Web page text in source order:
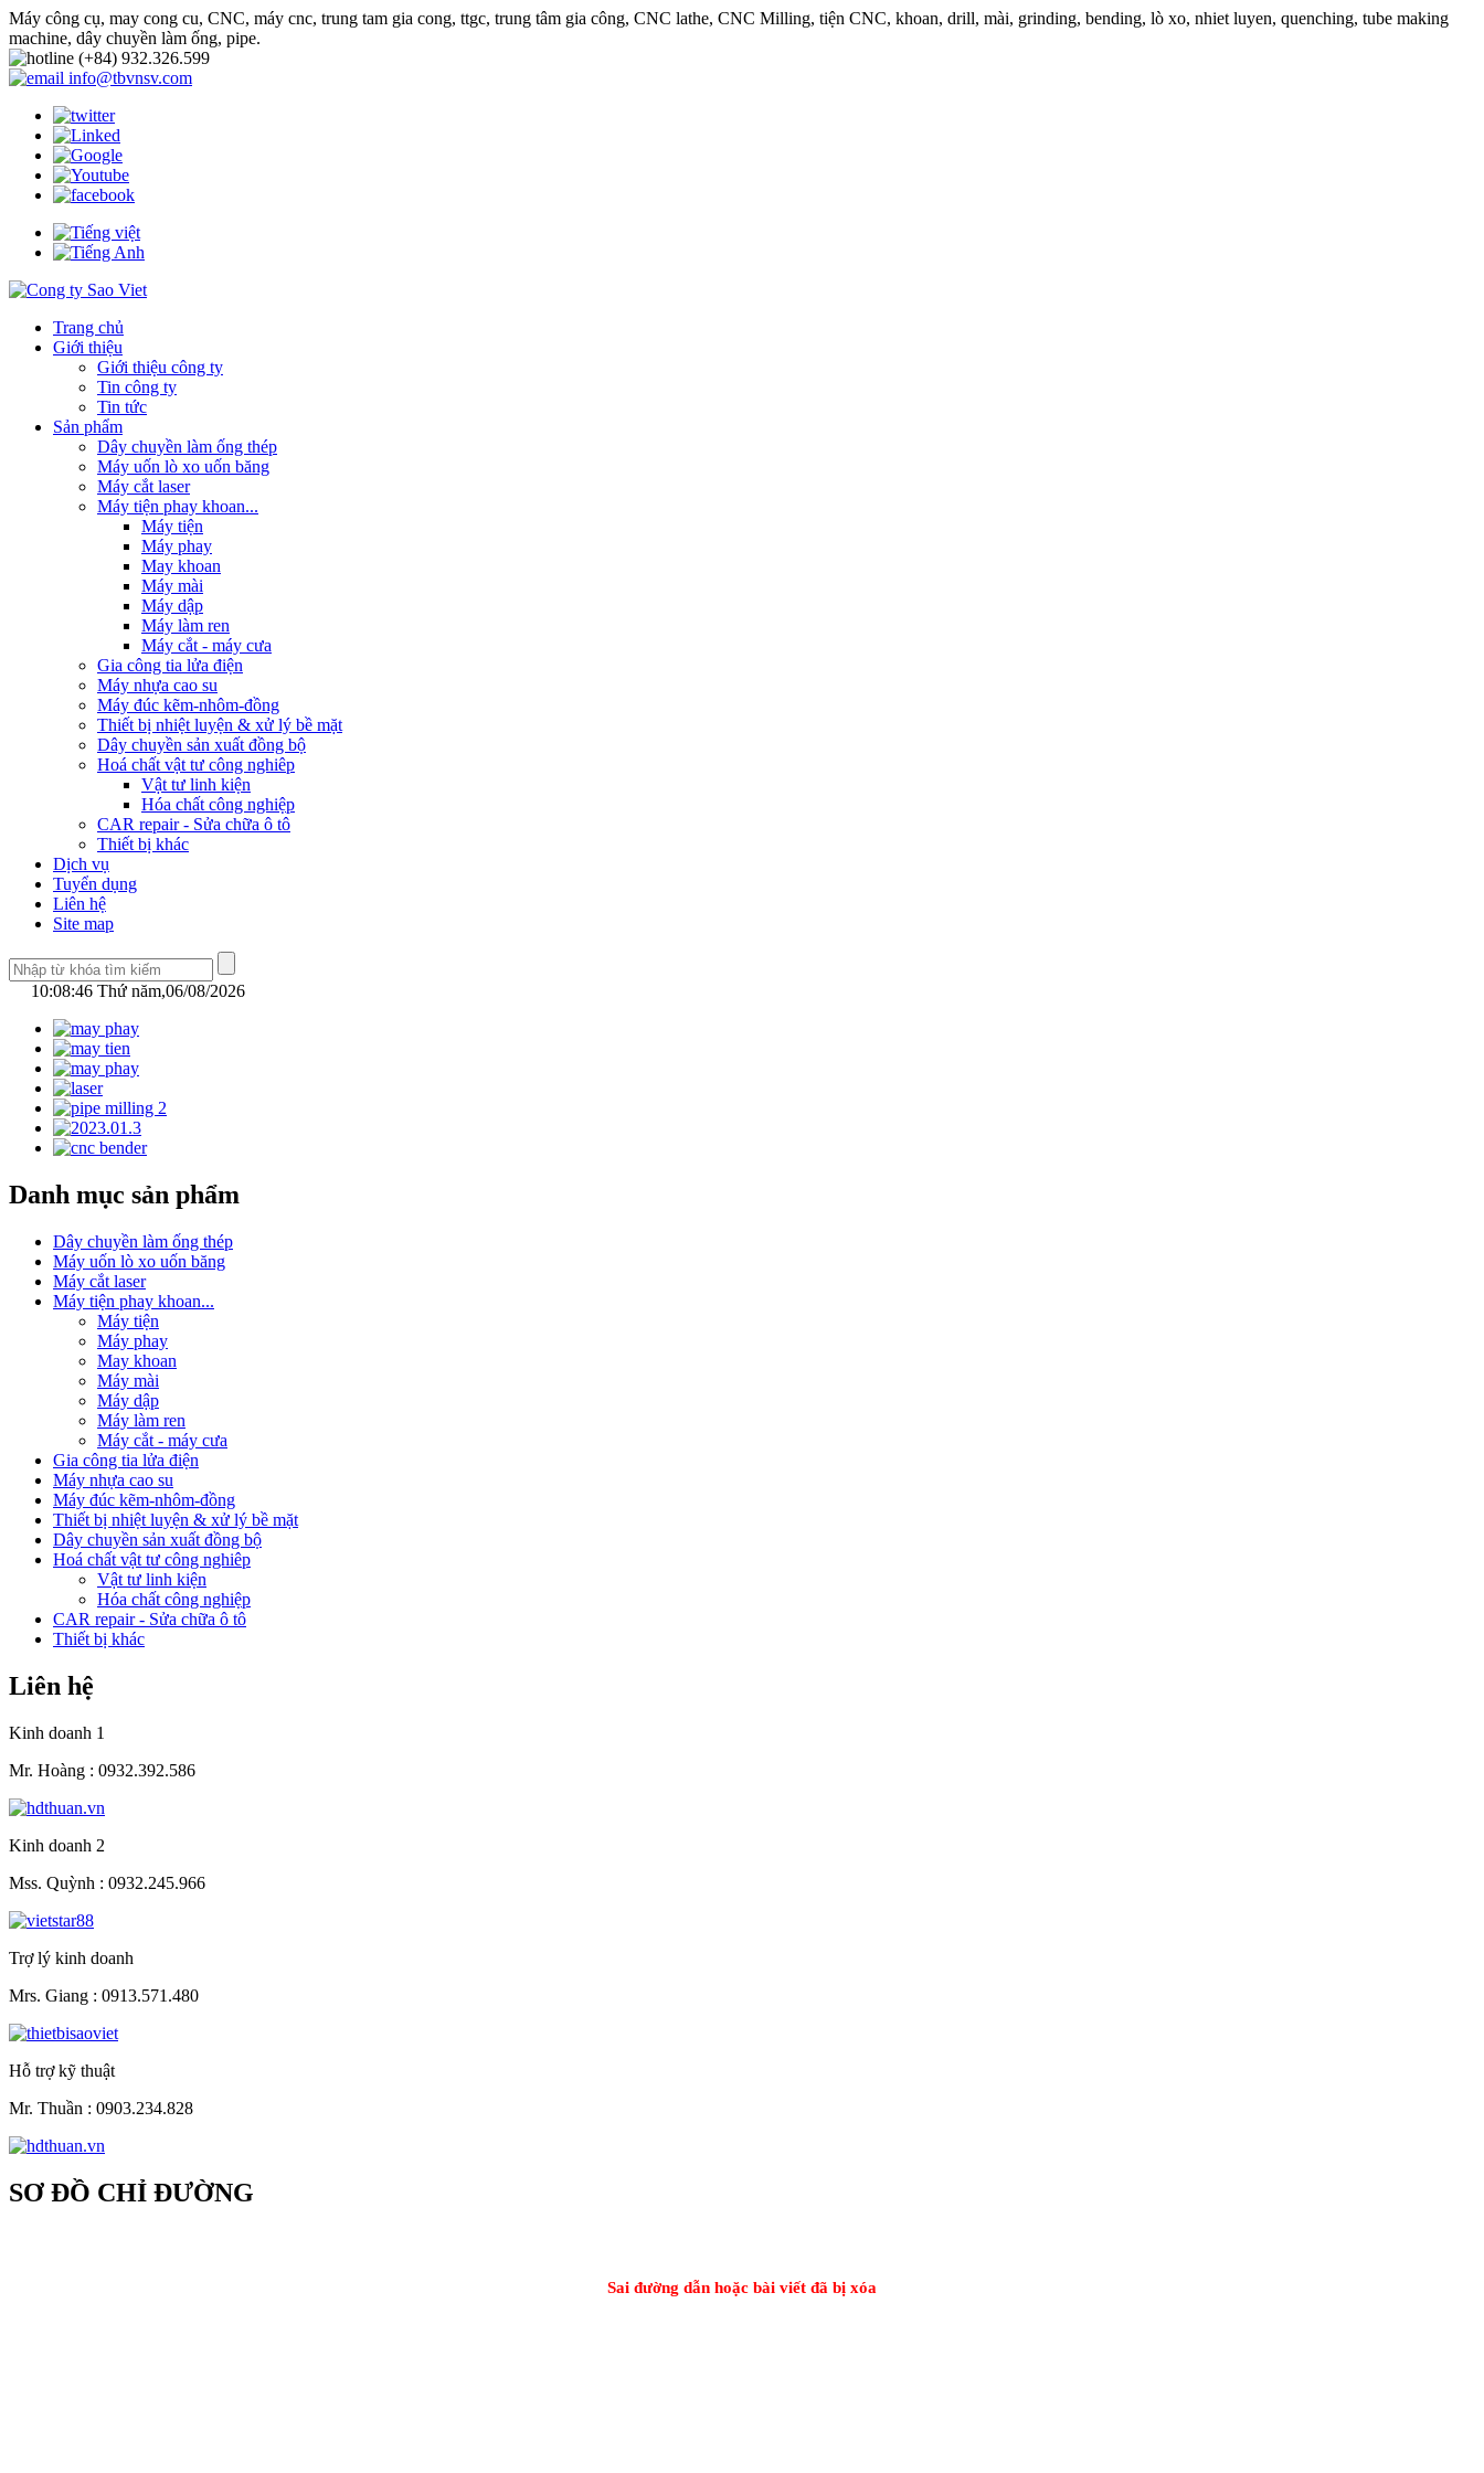
Máy công cụ, may cong cu, CNC, máy cnc, trung tam gia cong, ttgc, trung tâm gia công, CNC lathe, CNC Milling, tiện CNC, khoan, drill, mài, grinding, bending, lò xo, nhiet luyen, quenching, tube making
machine, dây chuyền làm ống, pipe.
(+84) 932.326.599
info@tbvnsv.com
Trang chủ
Giới thiệu
Giới thiệu công ty
Tin công ty
Tin tức
Sản phẩm
Dây chuyền làm ống thép
Máy uốn lò xo uốn băng
Máy cắt laser
Máy tiện phay khoan...
Máy tiện
Máy phay
May khoan
Máy mài
Máy dập
Máy làm ren
Máy cắt - máy cưa
Gia công tia lửa điện
Máy nhựa cao su
Máy đúc kẽm-nhôm-đồng
Thiết bị nhiệt luyện & xử lý bề mặt
Dây chuyền sản xuất đồng bộ
Hoá chất vật tư công nghiêp
Vật tư linh kiện
Hóa chất công nghiệp
CAR repair - Sửa chữa ô tô
Thiết bị khác
Dịch vụ
Tuyển dụng
Liên hệ
Site map
10:08:46 Thứ năm,06/08/2026
Danh mục sản phẩm
Dây chuyền làm ống thép
Máy uốn lò xo uốn băng
Máy cắt laser
Máy tiện phay khoan...
Máy tiện
Máy phay
May khoan
Máy mài
Máy dập
Máy làm ren
Máy cắt - máy cưa
Gia công tia lửa điện
Máy nhựa cao su
Máy đúc kẽm-nhôm-đồng
Thiết bị nhiệt luyện & xử lý bề mặt
Dây chuyền sản xuất đồng bộ
Hoá chất vật tư công nghiêp
Vật tư linh kiện
Hóa chất công nghiệp
CAR repair - Sửa chữa ô tô
Thiết bị khác
Liên hệ
Kinh doanh 1
Mr. Hoàng : 0932.392.586
Kinh doanh 2
Mss. Quỳnh : 0932.245.966
Trợ lý kinh doanh
Mrs. Giang : 0913.571.480
Hỗ trợ kỹ thuật
Mr. Thuần : 0903.234.828
SƠ ĐỒ CHỈ ĐƯỜNG
Công ty SAO VIỆT
This page can't load Google Maps correctly.
Sai đường dẫn hoặc bài viết đã bị xóa